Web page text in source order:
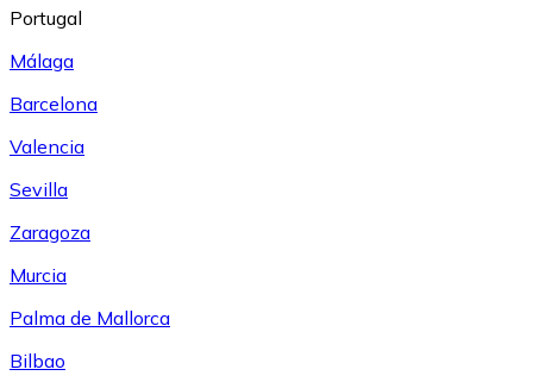
Portugal
Málaga
Barcelona
Valencia
Sevilla
Zaragoza
Murcia
Palma de Mallorca
Bilbao